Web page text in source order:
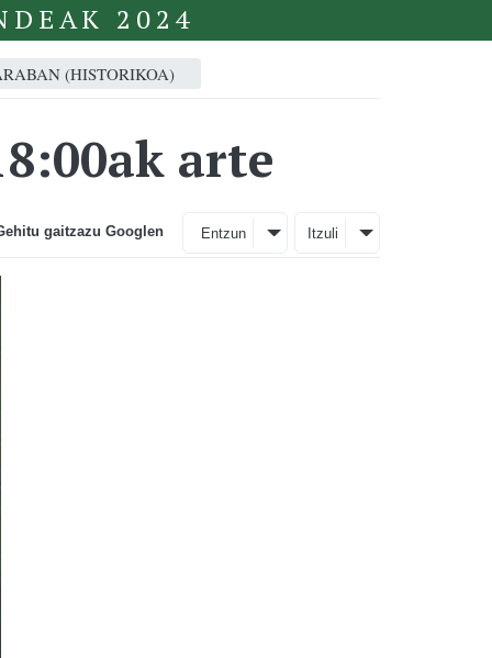
2024
(HISTORIKOA)
arte
gaitzazu Googlen Entzun Itzuli